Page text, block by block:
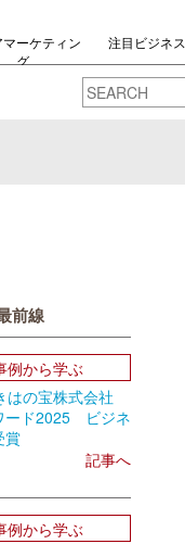
マーケティン
グ
注目ビジネス
前線
例から学ぶ
の宝株式会社
ード2025 ビジネ
賞
記事へ
例から学ぶ